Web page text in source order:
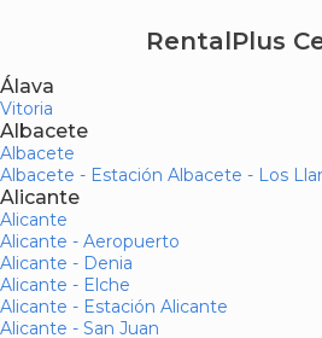
RentalPlus
Álava
Vitoria
Albacete
Albacete
Albacete - Estación Albacete - Los
Alicante
Alicante
Alicante - Aeropuerto
Alicante - Denia
Alicante - Elche
Alicante - Estación Alicante
Alicante - San Juan